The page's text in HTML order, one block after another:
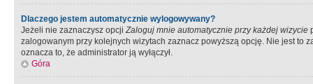
Dlaczego jestem automatycznie wylogowywany?
Jeżeli nie zaznaczysz opcjiZaloguj mnie automatycznie przy każdej wizycie
zalogowanym przy kolejnych wizytach zaznacz powyższą opcję. Nie jest
oznacza to, że administrator ją wyłączył.
Góra